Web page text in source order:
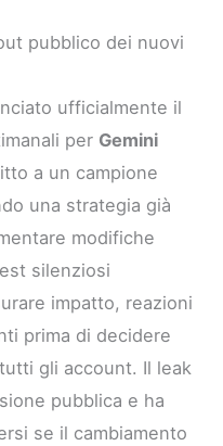
pubblico dei nuovi
ufficialmente il
per Gemini
a un campione
una strategia già
modifiche
silenziosi
impatto, reazioni
prima di decidere
gli account. Il leak
pubblica e ha
se il cambiamento